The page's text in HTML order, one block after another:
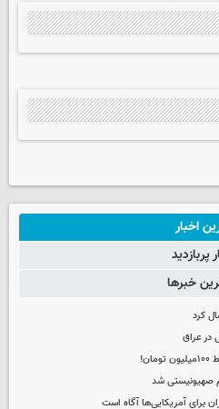
اخبار
پربازدید
خبرها
کرد
در عراق
صهیونیستی شد
برای آمریکایی‌ها آگاه است